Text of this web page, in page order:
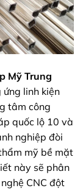
Mỹ Trung
linh kiện
tâm công
quốc lộ 10 và
nghiệp đòi
mỹ bề mặt
này sẽ phân
CNC đột